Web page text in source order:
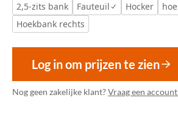
2,5-zits bank
Fauteuil Hocker
Hoekbank rechts
Log in om prijzen te zien
Nog geen zakelijke klant?Vraag een